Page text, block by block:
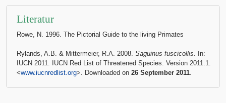
Literatur
Rowe, N. 1996. The Pictorial Guide to the living Primates
Rylands, A.B. & Mittermeier, R.A. 2008. Saguinus fuscicollis. In:
IUCN 2011. IUCN Red List of Threatened Species. Version 2011.1.
<www.iucnredlist.org>. Downloaded on 26 September 2011.